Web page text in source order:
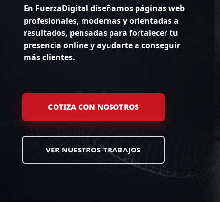
En FuerzaDigital diseñamos páginas web
profesionales, modernas y orientadas a
resultados, pensadas para fortalecer tu
presencia online y ayudarte a conseguir
más clientes.
COTIZA CON NOSOTROS
VER NUESTROS TRABAJOS